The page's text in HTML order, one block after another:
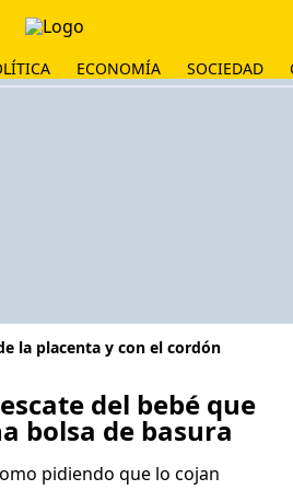
ECONOMÍA SOCIEDAD
la placenta y con el cordón
del bebé que
bolsa de basura
pidiendo que lo cojan